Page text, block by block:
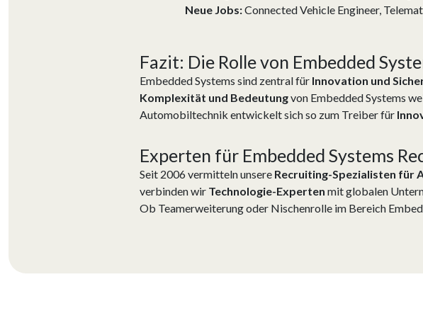
Neue Jobs:Connected Vehicle Engineer,
Fazit: Die Rolle von Embedded
Embedded Systems sind zentral für Innovation und
Komplexität und Bedeutungvon Embedded Systems
Automobiltechnik entwickelt sich so zum Treiber für
Experten für Embedded Systems
Seit 2006 vermitteln unsere Recruiting-Spezialisten für
verbinden wir Technologie-Experten mit globalen
Ob Teamerweiterung oder Nischenrolle im Bereich